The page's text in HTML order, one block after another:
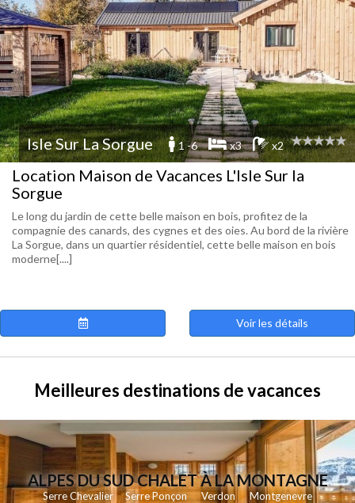
Isle Sur La Sorgue 1 -6 x3 x2
Location Maison de Vacances L'Isle Sur la
Sorgue
Le long du jardin de cette belle maison en bois, profitez de la
compagnie des canards, des cygnes et des oies. Au bord de la rivière
La Sorgue, dans un quartier résidentiel, cette belle maison en bois
moderne[....]
Voir les détails
Meilleures destinations de vacances
ALPES DU SUD CHALET À LA MONTAGNE
Serre Chevalier Serre Ponçon Verdon Montgenevre